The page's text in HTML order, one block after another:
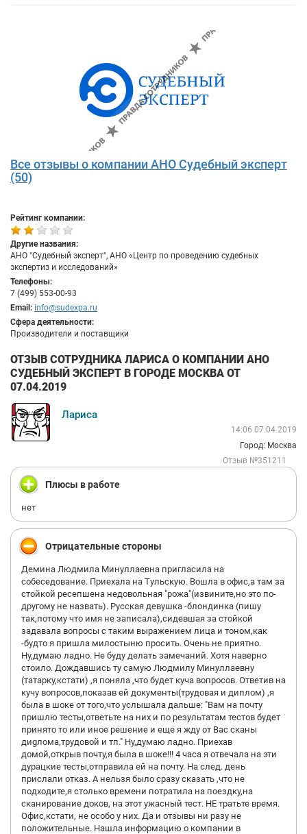
Все отзывы о компании АНО Судебный эксперт
(50)
Рейтинг компании:
Другие названия:
АНО "Судебный эксперт", АНО «Центр по проведению судебных
экспертиз и исследований»
Телефоны:
7 (499) 553-00-93
Email: info@sudexpa.ru
Сфера деятельности:
Производители и поставщики
ОТЗЫВ СОТРУДНИКА ЛАРИСА О КОМПАНИИ АНО
СУДЕБНЫЙ ЭКСПЕРТ В ГОРОДЕ МОСКВА ОТ
07.04.2019
Лариса
14:06 07.04.2019
Город: Москва
Отзыв №351211
Плюсы в работе
нет
Отрицательные стороны
Демина Людмила Минуллаевна пригласила на
собеседование. Приехала на Тульскую. Вошла в офис,а там за
стойкой ресепшена недовольная "рожа"(извините,но это по-
другому не назвать). Русская девушка -блондинка (пишу
так,потому что имя не записала),сидевшая за стойкой
задавала вопросы с таким выражением лица и тоном,как
-будто я пришла милостыню просить. Очень не приятно.
Ну,думаю ладно. Не буду делать замечаний. Хотя наверно
стоило. Дождавшись ту самую Людмилу Минуллаевну
(татарку,кстати) ,я поняла ,что будет куча вопросов. Ответив на
кучу вопросов,показав ей документы(трудовая и диплом) ,я
была в шоке от того,что услышала дальше: "Вам на почту
пришлю тесты,ответьте на них и по результатам тестов будет
принято то или иное решение и еще я жду от Вас сканы
диgлома,трудовой и тп." Ну,думаю ладно. Приехав
домой,открыв почту,я была в шоке!!! 4 часа я отвечала на эти
дурацкие тесты,отправила ей на почту. На след. день
прислали отказ. А нельзя было сразу сказать ,что не
подходите,я столько времени потратила на поездку,на
сканирование доков, на этот ужасный тест. НЕ тратьте время.
Офис,кстати, не особо у них. Да и отзывы ни разу не
положительные. Нашла информацию о компании в